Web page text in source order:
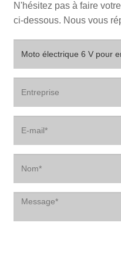
N'hésitez pas à faire
ci-dessous. Nous vous